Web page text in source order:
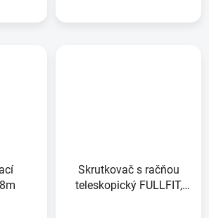
Skrutkovač s račňou
teleskopický FULLFIT,